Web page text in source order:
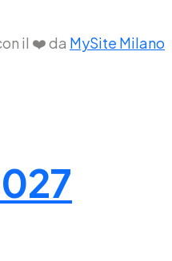
il ❤️ da MySite Milano